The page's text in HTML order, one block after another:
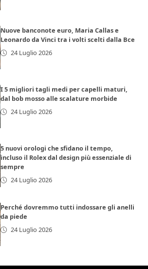
Nuove banconote euro, Maria Callas e
Leonardo da Vinci tra i volti scelti dalla Bce
24 Luglio 2026
I 5 migliori tagli medi per capelli maturi,
dal bob mosso alle scalature morbide
24 Luglio 2026
5 nuovi orologi che sfidano il tempo,
incluso il Rolex dal design più essenziale di
sempre
24 Luglio 2026
Perché dovremmo tutti indossare gli anelli
da piede
24 Luglio 2026